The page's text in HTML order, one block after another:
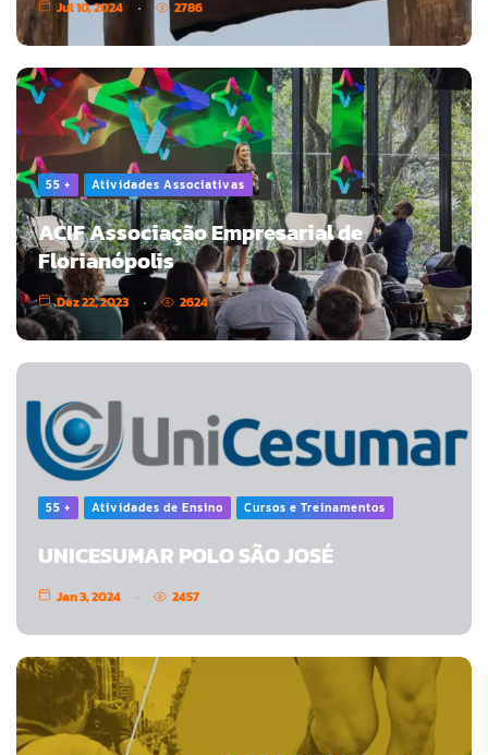
Jul 10, 2024 2786
55 + Atividades Associativas
ACIF Associação Empresarial de
Florianópolis
Dez 22, 2023 2624
55 + Atividades de Ensino Cursos e Treinamentos
UNICESUMAR POLO SÃO JOSÉ
Jan 3, 2024 2457